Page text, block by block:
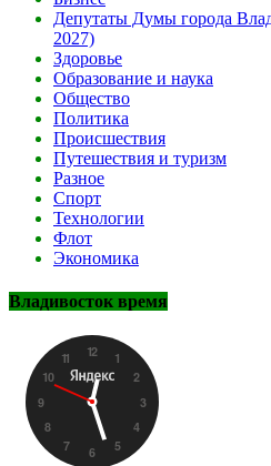
Депутаты Думы города
2027)
Здоровье
Образование и наука
Общество
Политика
Происшествия
Путешествия и туризм
Разное
Спорт
Технологии
Флот
Экономика
Владивосток время